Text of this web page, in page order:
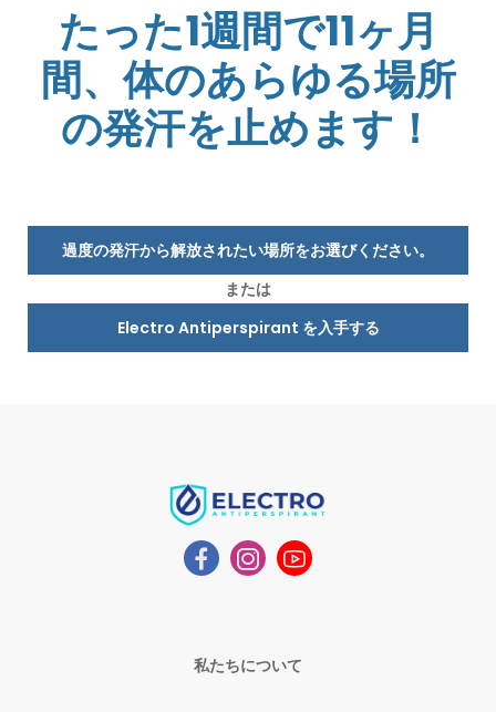
たった1週間で11ヶ月
間、体のあらゆる場所
の発汗を止めます！
過度の発汗から解放されたい場所をお選びください。
または
Electro Antiperspirant を入手する
私たちについて